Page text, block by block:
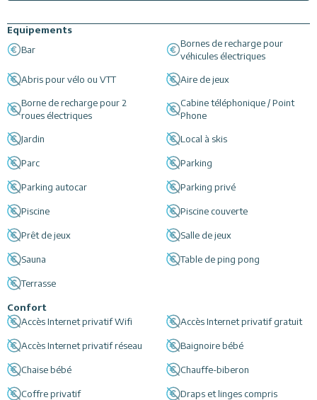
Piscine intérieure chauffée avec jets massants, sauna et salle de massage.
Plusieurs restaurants accessibles à 50 mètres.
Equipements
Bar
Bornes de recharge pour
véhicules électriques
Abris pour vélo ou VTT Aire de jeux
Borne de recharge pour 2
roues électriques
Cabine téléphonique / Point
Phone
Jardin Local à skis
Parc Parking
Parking autocar Parking privé
Piscine Piscine couverte
Prêt de jeux Salle de jeux
Sauna Table de ping pong
Terrasse
Confort
Accès Internet privatif Wifi Accès Internet privatif gratuit
Accès Internet privatif réseau Baignoire bébé
Chaise bébé Chauffe-biberon
Coffre privatif Draps et linges compris